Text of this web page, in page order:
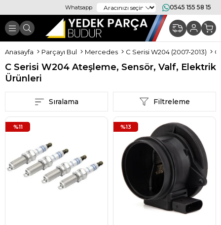
Whatsapp 0545 155 58 15
Anasayfa Parçayı Bul Mercedes C Serisi W204 (2007-2013)
C Serisi W204 Ateşleme, Sensör, Valf, Elektrik
Ürünleri
Filtreleme
Sıralama
%11 %13